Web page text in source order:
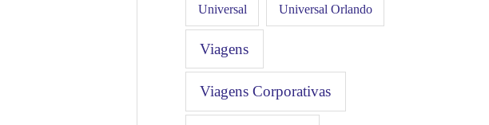
Universal Universal Orlando
Viagens
Viagens Corporativas